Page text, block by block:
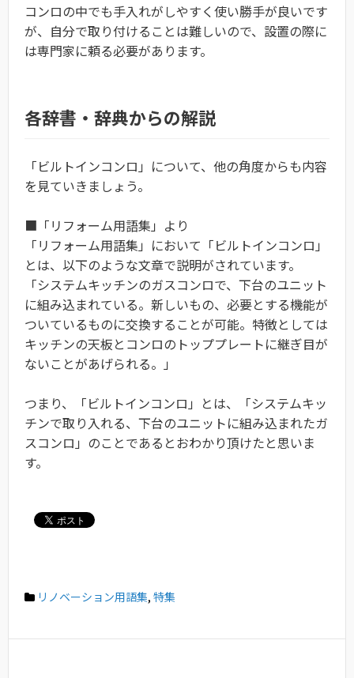
コンロの中でも手入れがしやすく使い勝手が良いです
が、自分で取り付けることは難しいので、設置の際に
は専門家に頼る必要があります。
各辞書・辞典からの解説
「ビルトインコンロ」について、他の角度からも内容
を見ていきましょう。
■「リフォーム用語集」より
「リフォーム用語集」において「ビルトインコンロ」
とは、以下のような文章で説明がされています。
「システムキッチンのガスコンロで、下台のユニット
に組み込まれている。新しいもの、必要とする機能が
ついているものに交換することが可能。特徴としては
キッチンの天板とコンロのトッププレートに継ぎ目が
ないことがあげられる。」
つまり、「ビルトインコンロ」とは、「システムキッ
チンで取り入れる、下台のユニットに組み込まれたガ
スコンロ」のことであるとおわかり頂けたと思いま
す。
リノベーション用語集, 特集